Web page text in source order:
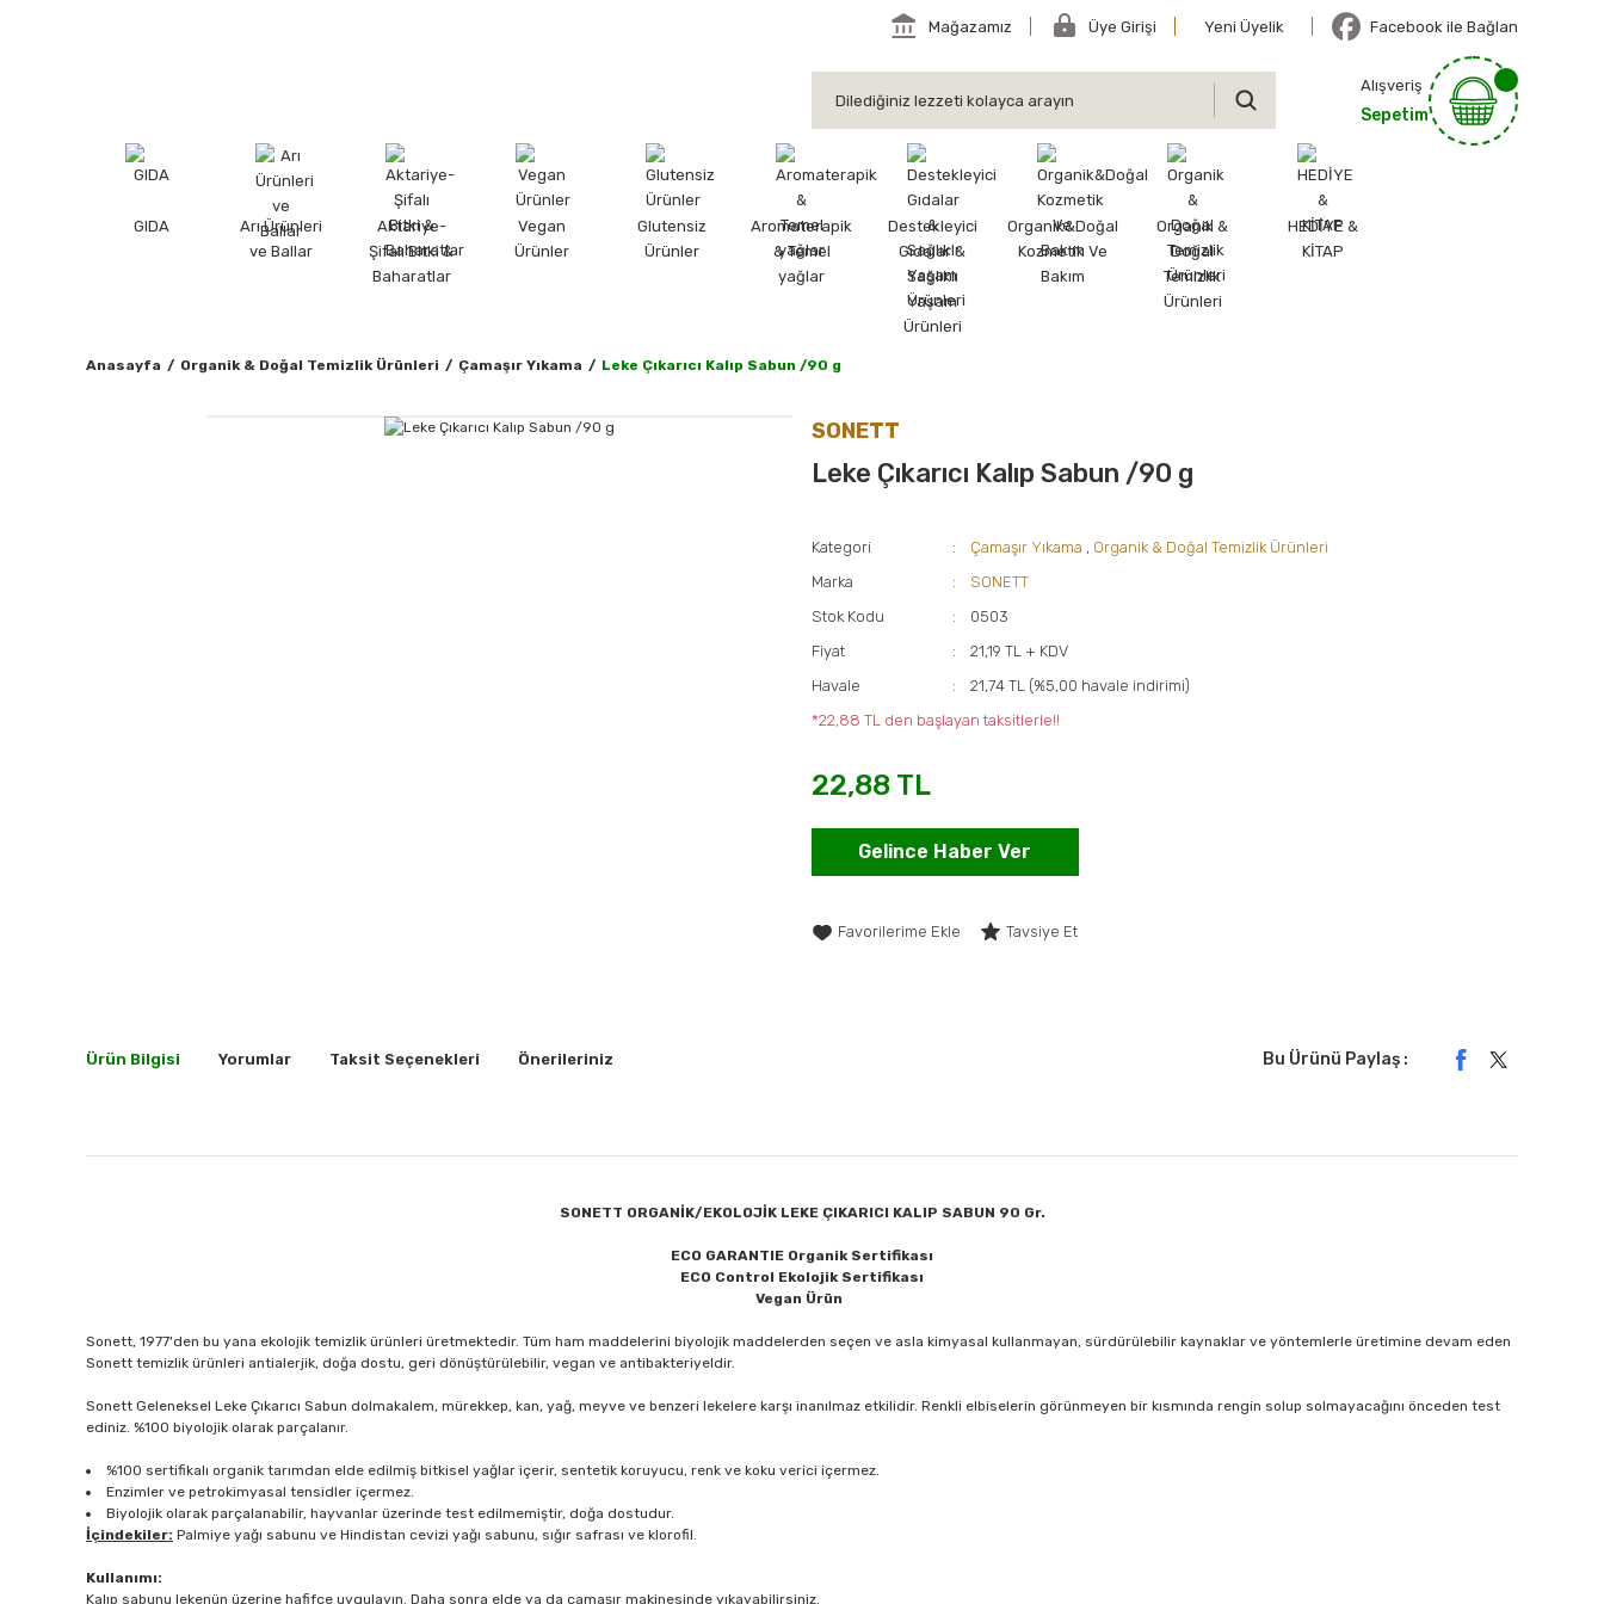
Mağazamız Üye Girişi Yeni Üyelik Facebook ile Bağlan
Alışveriş
Sepetim
GIDA
Arı Ürünleri
ve Ballar
Aktariye-
Şifalı Bitki &
Baharatlar
Vegan
Ürünler
Glutensiz
Ürünler
Aromaterapik
& Temel
yağlar
Destekleyici
Gıdalar &
Sağlıklı
Yaşam
Ürünleri
Organik&Doğal
Kozmetik Ve
Bakım
Organik &
Doğal
Temizlik
Ürünleri
HEDİYE &
KİTAP
Anasayfa Organik & Doğal Temizlik Ürünleri Çamaşır Yıkama Leke Çıkarıcı Kalıp Sabun /90 g
SONETT
Leke Çıkarıcı Kalıp Sabun /90 g
Kategori Çamaşır Yıkama , Organik & Doğal Temizlik Ürünleri
Marka
SONETT
Stok Kodu
0503
Fiyat
21,19 TL + KDV
Havale
21,74 TL (%5,00 havale indirimi)
*22,88 TL den başlayan taksitlerle!!
22,88 TL
Gelince Haber Ver
Tavsiye Et
Ürün Bilgisi Yorumlar Taksit Seçenekleri Önerileriniz Bu Ürünü Paylaş :
SONETT ORGANİK/EKOLOJİK LEKE ÇIKARICI KALIP SABUN 90 Gr.
ECO GARANTIE Organik Sertifikası
ECO Control Ekolojik Sertifikası
Vegan Ürün
Sonett, 1977'den bu yana ekolojik temizlik ürünleri üretmektedir. Tüm ham maddelerini biyolojik maddelerden seçen ve asla kimyasal kullanmayan, sürdürülebilir kaynaklar ve yöntemlerle üretimine devam eden
Sonett temizlik ürünleri antialerjik, doğa dostu, geri dönüştürülebilir, vegan ve antibakteriyeldir.
Sonett Geleneksel Leke Çıkarıcı Sabun dolmakalem, mürekkep, kan, yağ, meyve ve benzeri lekelere karşı inanılmaz etkilidir. Renkli elbiselerin görünmeyen bir kısmında rengin solup solmayacağını önceden test
ediniz. %100 biyolojik olarak parçalanır.
%100 sertifikalı organik tarımdan elde edilmiş bitkisel yağlar içerir, sentetik koruyucu, renk ve koku verici içermez.
Enzimler ve petrokimyasal tensidler içermez.
Biyolojik olarak parçalanabilir, hayvanlar üzerinde test edilmemiştir, doğa dostudur.
İçindekiler: Palmiye yağı sabunu ve Hindistan cevizi yağı sabunu, sığır safrası ve klorofil.
Kullanımı:
Kalıp sabunu lekenün üzerine hafifçe uygulayın. Daha sonra elde ya da çamaşır makinesinde yıkayabilirsiniz.